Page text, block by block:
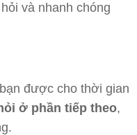
và nhanh chóng
được cho thời gian
ở phần tiếp theo,